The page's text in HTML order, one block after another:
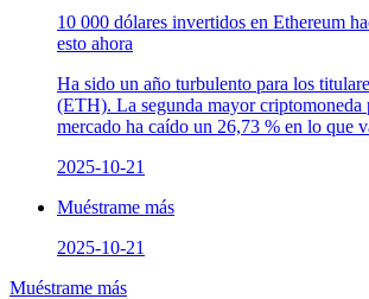
10 000 dólares invertidos en Ethereum
esto ahora
Ha sido un año turbulento para los
(ETH). La segunda mayor criptomoneda
mercado ha caído un 26,73 % en lo que
2025-10-21
Muéstrame más
2025-10-21
Muéstrame más